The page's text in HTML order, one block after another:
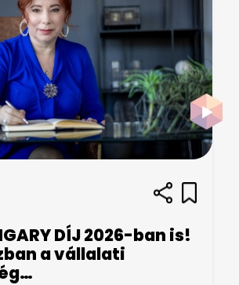
DÍJ 2026-ban is!
a vállalati